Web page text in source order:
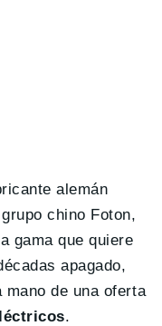
alemán
chino Foton,
gama que quiere
apagado,
de una oferta
.